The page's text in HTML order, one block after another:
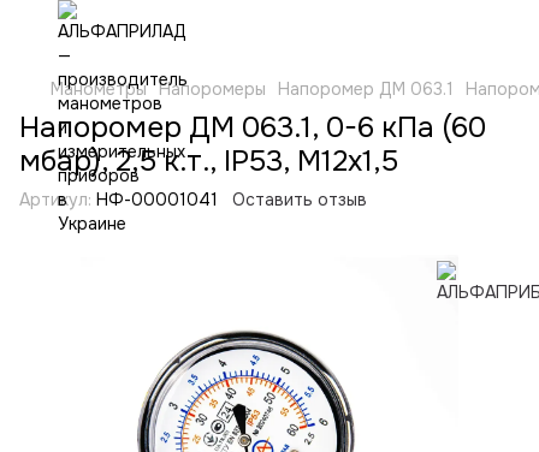
Манометры Напоромеры Напоромер ДМ 063.1
Напоромер ДМ 063.1, 0-6 кПа (60
мбар), 2,5 к.т., IP53, М12х1,5
Артикул: НФ-00001041 Оставить отзыв